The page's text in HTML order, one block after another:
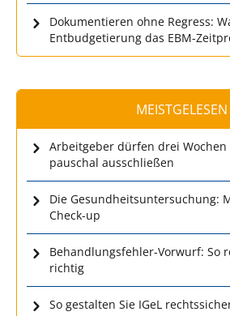
Dokumentieren ohne Regress:
Entbudgetierung das EBM-
MEISTGELESEN
Arbeitgeber dürfen drei
pauschal ausschließen
Die Gesundheitsuntersuchung:
Check-up
Behandlungsfehler-Vorwurf: So
richtig
So gestalten Sie IGeL